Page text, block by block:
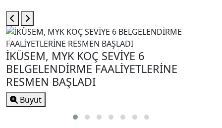
İKÜSEM, MYK KOÇ SEVİYE 6
BELGELENDİRME FAALİYETLERİNE
RESMEN BAŞLADI
Büyüt